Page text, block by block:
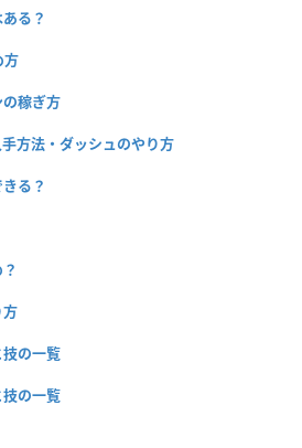
る？
方
稼ぎ方
方法・ダッシュのやり方
る？
方
の一覧
の一覧